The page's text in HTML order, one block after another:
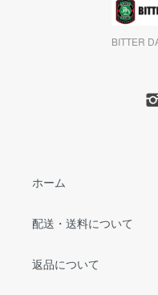
BITTER
ホーム
配送・送料について
返品について